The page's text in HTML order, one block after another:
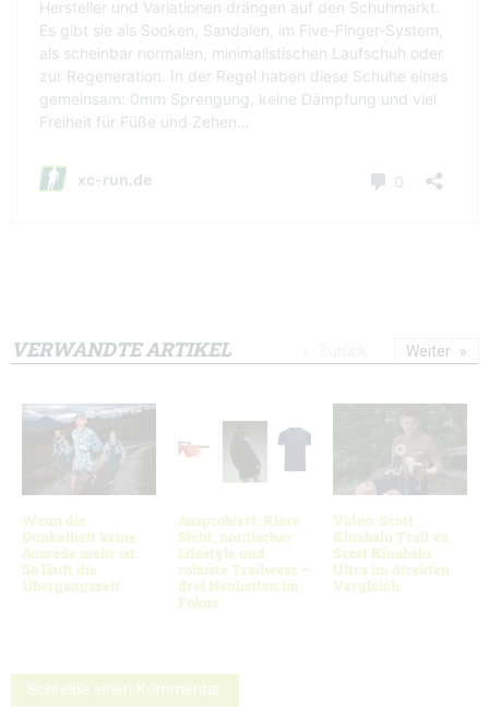
VERWANDTE ARTIKEL
Wenn die
Dunkelheit keine
Ausrede mehr ist.
So läuft die
Übergangszeit.
Ausprobiert: Klare
Sicht, nordischer
Lifestyle und
robuste Trailwear –
drei Neuheiten im
Fokus
Video: Scott
Kinabalu Trail vs.
Scott Kinabalu
Ultra im direkten
Vergleich
Weiter
Schreibe einen Kommentar